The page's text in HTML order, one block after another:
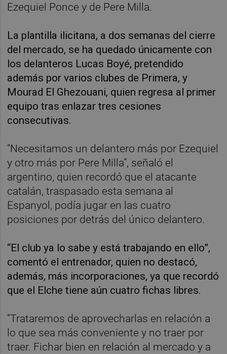
Ezequiel Ponce y de Pere Milla.
La plantilla ilicitana, a dos semanas del cierre
del mercado, se ha quedado únicamente con
los delanteros Lucas Boyé, pretendido
además por varios clubes de Primera, y
Mourad El Ghezouani, quien regresa al primer
equipo tras enlazar tres cesiones
consecutivas.
“Necesitamos un delantero más por Ezequiel
y otro más por Pere Milla”, señaló el
argentino, quien recordó que el atacante
catalán, traspasado esta semana al
Espanyol, podía jugar en las cuatro
posiciones por detrás del único delantero.
“El club ya lo sabe y está trabajando en ello”,
comentó el entrenador, quien no destacó,
además, más incorporaciones, ya que recordó
que el Elche tiene aún cuatro fichas libres.
“Trataremos de aprovecharlas en relación a
lo que sea más conveniente y no traer por
traer. Fichar bien en relación al mercado y a